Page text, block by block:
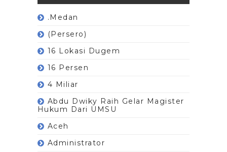
.Medan
(Persero)
16 Lokasi Dugem
16 Persen
4 Miliar
Abdu Dwiky Raih Gelar Magister
Hukum Dari UMSU
Aceh
Administrator